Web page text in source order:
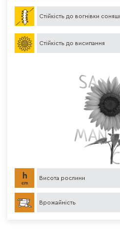
Стійкість до вогнівки
Стійкість до висипання
Висота рослини
Врожайність